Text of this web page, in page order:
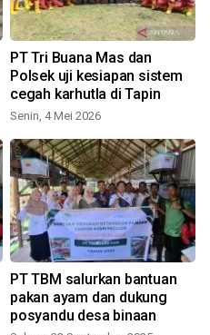
PT Tri Buana Mas dan
Polsek uji kesiapan sistem
cegah karhutla di Tapin
Senin, 4 Mei 2026
PT TBM salurkan bantuan
pakan ayam dan dukung
posyandu desa binaan